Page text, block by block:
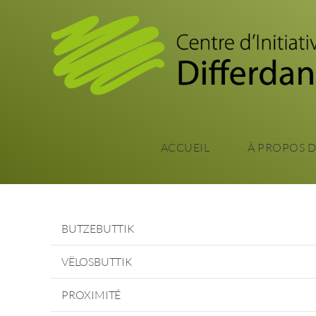
ACCUEIL À PROPOS
BUTZEBUTTIK
VËLOSBUTTIK
PROXIMITÉ